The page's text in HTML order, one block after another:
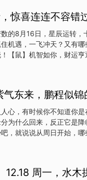
惊喜连连不容错
的8月16日，星辰运转
机遇，一飞冲天？又有
【鼠】机智如你，财运
正财还是偏财，都有望
中的你，勤奋踏实，深
，避免过度劳累影响健
意足。【虎】激情四溢
热！单身的虎儿们，不
，则与另一半感情升温，
东来，鹏程似锦
心，有时候你不知道你
为什么回来，反正它是
，就说说从周日开始，
从周日开始，运势如虹
你们尽快完成，并且可
12.18 周一，水